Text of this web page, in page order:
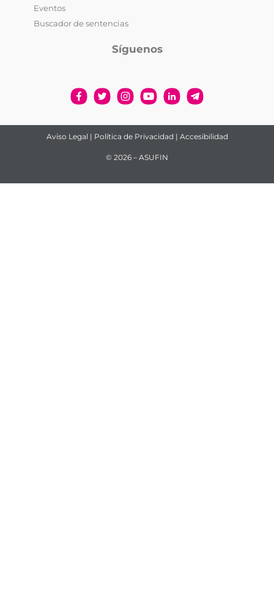
Eventos
Buscador de sentencias
Síguenos
Aviso Legal | Política de Privacidad | Accesibilidad
© 2026 – ASUFIN